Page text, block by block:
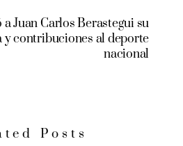
Juan Carlos Berastegui su
contribuciones al deporte
nacional
Posts